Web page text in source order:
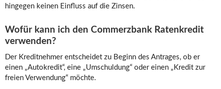
hingegen keinen Einfluss auf die Zinsen.
Wofür kann ich den Commerzbank Ratenkredit
verwenden?
Der Kreditnehmer entscheidet zu Beginn des Antrages, ob er
einen „Autokredit“, eine „Umschuldung“ oder einen „Kredit zur
freien Verwendung“ möchte.